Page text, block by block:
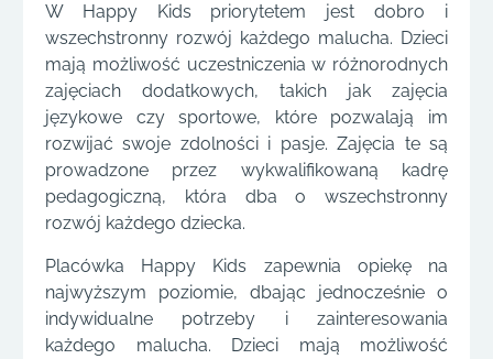
W Happy Kids priorytetem jest dobro i
wszechstronny rozwój każdego malucha. Dzieci
mają możliwość uczestniczenia w różnorodnych
zajęciach dodatkowych, takich jak zajęcia
językowe czy sportowe, które pozwalają im
rozwijać swoje zdolności i pasje. Zajęcia te są
prowadzone przez wykwalifikowaną kadrę
pedagogiczną, która dba o wszechstronny
rozwój każdego dziecka.
Placówka Happy Kids zapewnia opiekę na
najwyższym poziomie, dbając jednocześnie o
indywidualne potrzeby i zainteresowania
każdego malucha. Dzieci mają możliwość